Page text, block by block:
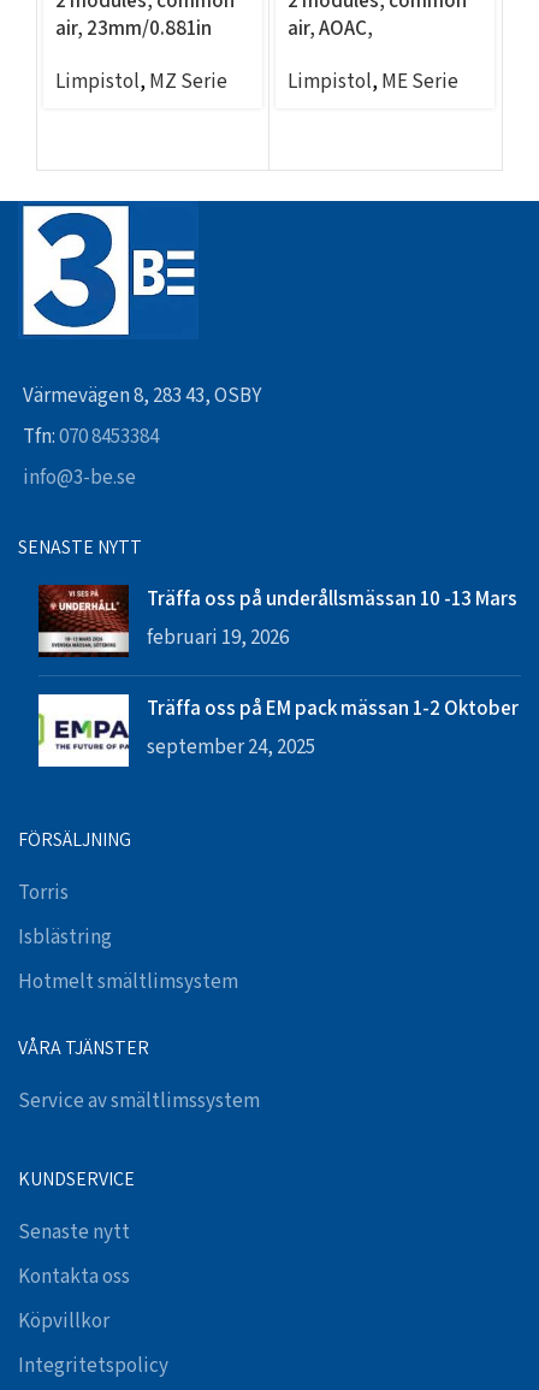
air, 23mm/0.881in
Limpistol, MZ Serie
air, AOAC,
centers, Ni120 sensor
Limpistol, ME Serie
Värmevägen 8, 283 43, OSBY
Tfn:070 8453384
info@3-be.se
SENASTE NYTT
Träffa oss på underållsmässan 10 -13 Mars
februari 19, 2026
Träffa oss på EM pack mässan 1-2 Oktober
september 24, 2025
FÖRSÄLJNING
Torris
Isblästring
Hotmelt smältlimsystem
VÅRA TJÄNSTER
Service av smältlimssystem
KUNDSERVICE
Senaste nytt
Kontakta oss
Köpvillkor
Integritetspolicy